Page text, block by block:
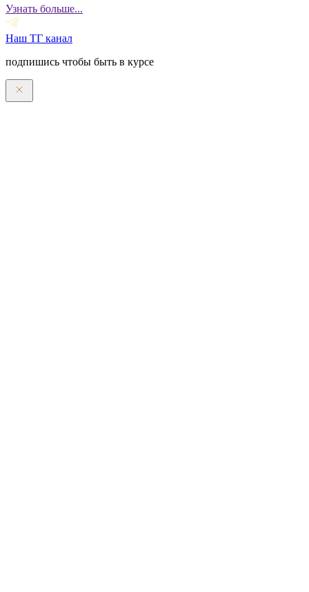
Узнать больше...
Наш ТГ канал
подпишись чтобы быть в курсе